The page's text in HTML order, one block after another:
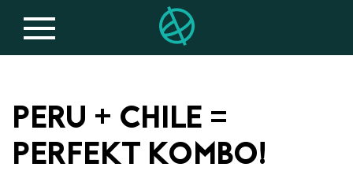
PERU + CHILE =
PERFEKT KOMBO!